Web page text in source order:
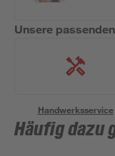
Unsere
Handwerksservice
Häufig dazu